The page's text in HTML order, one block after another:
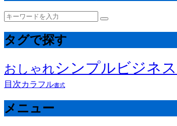
タグで探す
おしゃれシンプルビジネス
目次カラフル書式
メニュー